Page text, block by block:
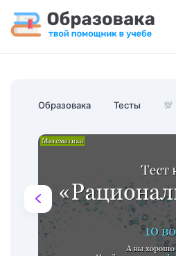
Образовака Тесты 💯